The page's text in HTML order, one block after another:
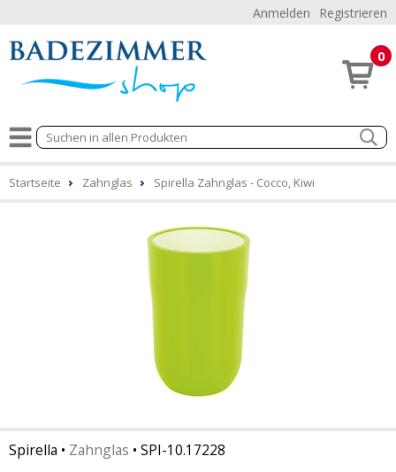
Anmelden Registrieren
0
Startseite Zahnglas Spirella Zahnglas - Cocco, Kiwi
Spirella • Zahnglas • SPI-10.17228